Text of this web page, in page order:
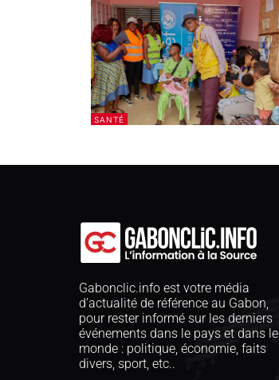
SANTÉ
Gabonclic.info est votre média
d’actualité de référence au Gabon,
pour rester informé sur les derniers
événements dans le pays et dans le
monde : politique, économie, faits
divers, sport, etc..